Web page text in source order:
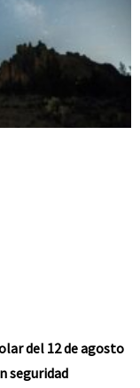
del 12 de agosto
seguridad